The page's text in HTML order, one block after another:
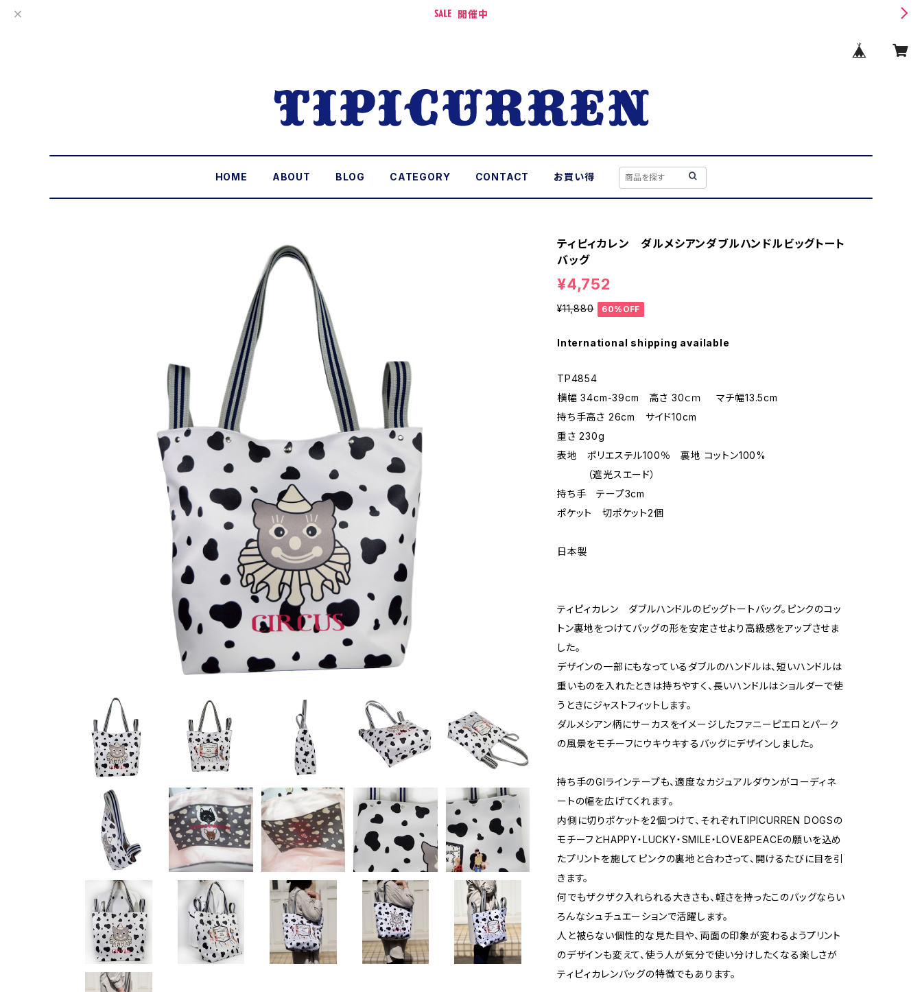
開催中
HOME ABOUT BLOG CATEGORY CONTACT お買い得
ティピィカレン ダルメシアンダブルハンドルビッグトート
バッグ
¥4,752
¥11,880 60%OFF
International shipping available
TP4854
横幅 34cm-39cm 高さ 30ｃｍ マチ幅13.5cm
持ち手高さ 26cm サイド10cm
重さ 230g
表地 ポリエステル100％ 裏地 コットン100%
（遮光スエード）
持ち手 テープ3cm
ポケット 切ポケット2個
日本製
ティピィカレン ダブルハンドルのビッグトートバッグ。ピンクのコッ
トン裏地をつけてバッグの形を安定させより高級感をアップさせま
した。
デザインの一部にもなっているダブルのハンドルは、短いハンドルは
重いものを入れたときは持ちやすく、長いハンドルはショルダーで使
うときにジャストフィットします。
ダルメシアン柄にサーカスをイメージしたファニーピエロとパーク
の風景をモチーフにウキウキするバッグにデザインしました。
持ち手のGIラインテープも、適度なカジュアルダウンがコーディネ
ートの幅を広げてくれます。
内側に切りポケットを2個つけて、それぞれTIPICURREN DOGSの
モチーフとHAPPY・LUCKY・SMILE・LOVE&PEACEの願いを込め
たプリントを施してピンクの裏地と合わさって、開けるたびに目を引
きます。
何でもザクザク入れられる大きさも、軽さを持ったこのバッグならい
ろんなシュチュエーションで活躍します。
人と被らない個性的な見た目や、両面の印象が変わるようプリント
のデザインも変えて、使う人が気分で使い分けしたくなる楽しさが
ティピィカレンバッグの特徴でもあります。